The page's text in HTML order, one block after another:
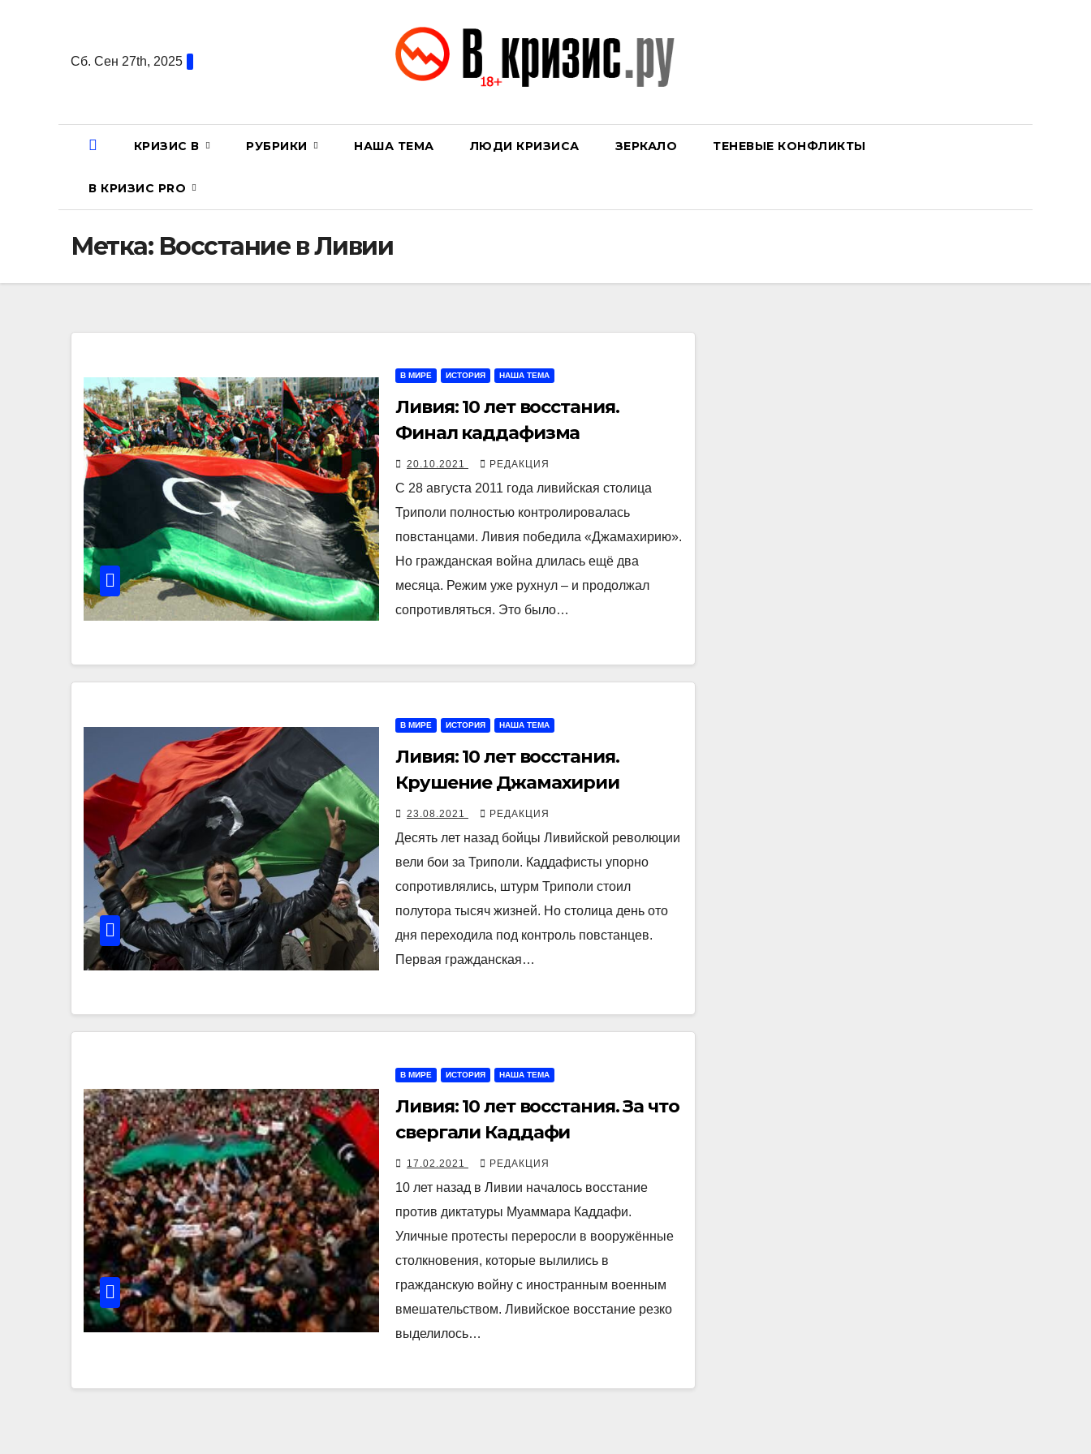
содержаниюСб. Сен 27th, 2025
КРИЗИС В РУБРИКИ НАША ТЕМА ЛЮДИ КРИЗИСА ЗЕРКАЛО ТЕНЕВЫЕ КОНФЛИКТЫ
В КРИЗИС PRO
Метка: Восстание в Ливии
В МИРЕ ИСТОРИЯ НАША ТЕМА
Ливия: 10 лет восстания.
Финал каддафизма
20.10.2021 РЕДАКЦИЯ
С 28 августа 2011 года ливийская столица
Триполи полностью контролировалась
повстанцами. Ливия победила «Джамахирию».
Но гражданская война длилась ещё два
месяца. Режим уже рухнул – и продолжал
сопротивляться. Это было…
В МИРЕ ИСТОРИЯ НАША ТЕМА
Ливия: 10 лет восстания.
Крушение Джамахирии
23.08.2021 РЕДАКЦИЯ
Десять лет назад бойцы Ливийской революции
вели бои за Триполи. Каддафисты упорно
сопротивлялись, штурм Триполи стоил
полутора тысяч жизней. Но столица день ото
дня переходила под контроль повстанцев.
Первая гражданская…
В МИРЕ ИСТОРИЯ НАША ТЕМА
Ливия: 10 лет восстания. За что
свергали Каддафи
17.02.2021 РЕДАКЦИЯ
10 лет назад в Ливии началось восстание
против диктатуры Муаммара Каддафи.
Уличные протесты переросли в вооружённые
столкновения, которые вылились в
гражданскую войну с иностранным военным
вмешательством. Ливийское восстание резко
выделилось…